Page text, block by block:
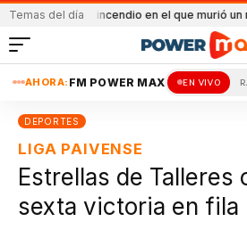
Temas del día
el incendio en el que murió un niño
AHORA: FM POWER MAX EN VIVO
DEPORTES
LIGA PAIVENSE
Estrellas de Talleres
sexta victoria en fila